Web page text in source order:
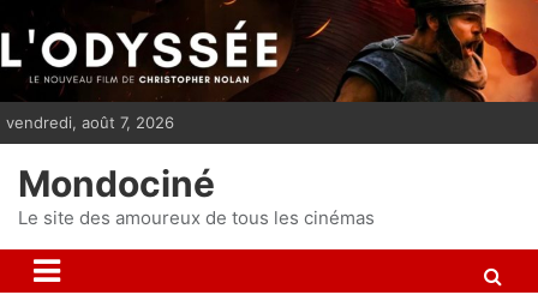
i
p
n
vendredi, août 7, 2026
Mondociné
Le site des amoureux de tous les cinémas